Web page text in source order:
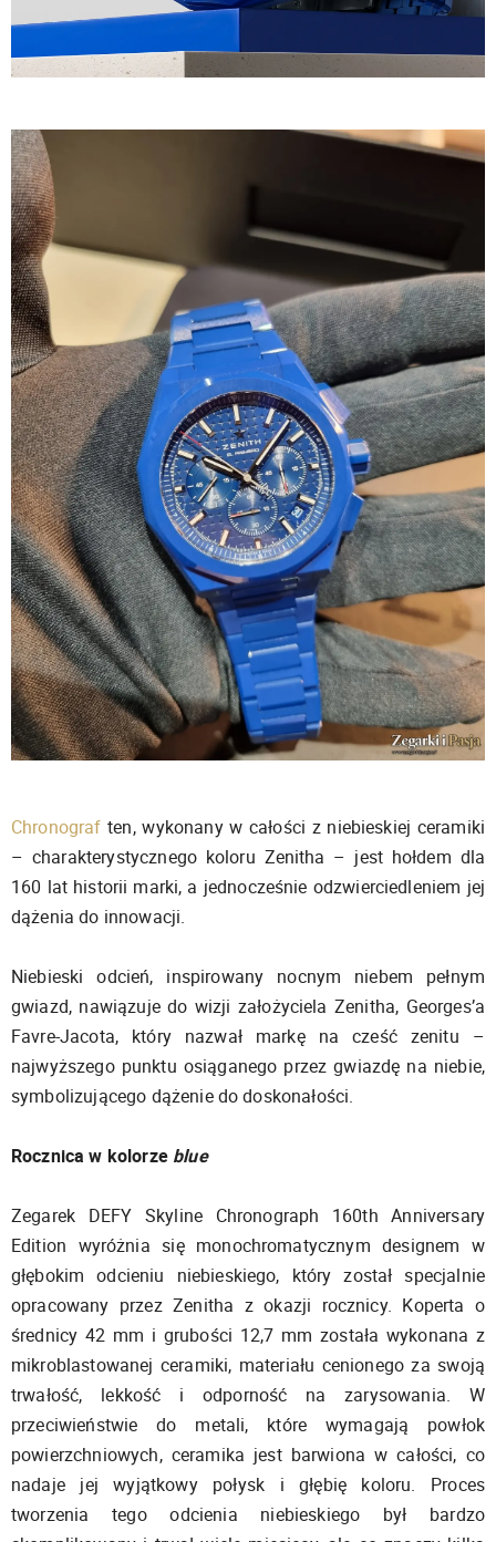
Chronograf ten, wykonany w całości z niebieskiej ceramiki
– charakterystycznego koloru Zenitha – jest hołdem dla
160 lat historii marki, a jednocześnie odzwierciedleniem jej
dążenia do innowacji.
Niebieski odcień, inspirowany nocnym niebem pełnym
gwiazd, nawiązuje do wizji założyciela Zenitha, Georges’a
Favre-Jacota, który nazwał markę na cześć zenitu –
najwyższego punktu osiąganego przez gwiazdę na niebie,
symbolizującego dążenie do doskonałości.
Rocznica w kolorze blue
Zegarek DEFY Skyline Chronograph 160th Anniversary
Edition wyróżnia się monochromatycznym designem w
głębokim odcieniu niebieskiego, który został specjalnie
opracowany przez Zenitha z okazji rocznicy. Koperta o
średnicy 42 mm i grubości 12,7 mm została wykonana z
mikroblastowanej ceramiki, materiału cenionego za swoją
trwałość, lekkość i odporność na zarysowania. W
przeciwieństwie do metali, które wymagają powłok
powierzchniowych, ceramika jest barwiona w całości, co
nadaje jej wyjątkowy połysk i głębię koloru. Proces
tworzenia tego odcienia niebieskiego był bardzo